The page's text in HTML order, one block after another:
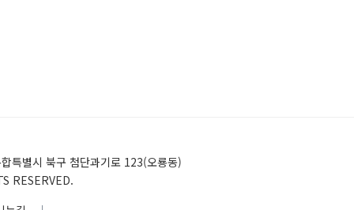
별시 북구 첨단과기로 123(오룡동)
RESERVED.